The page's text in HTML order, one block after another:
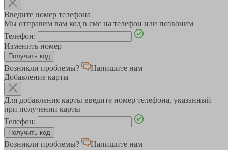
Введите номер телефона
Мы отправим вам код в смс на телефон или позвоним
Телефон:
Изменить номер
Возникли проблемы?
Напишите нам
Добавление карты
Для добавления карты введите номер телефона, указанный
при получении карты
Телефон:
Возникли проблемы?
Напишите нам